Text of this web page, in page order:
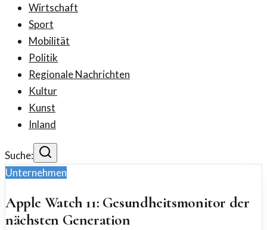
Wirtschaft
Sport
Mobilität
Politik
Regionale Nachrichten
Kultur
Kunst
Inland
Suche:
Unternehmen
Apple Watch 11: Gesundheitsmonitor der
nächsten Generation